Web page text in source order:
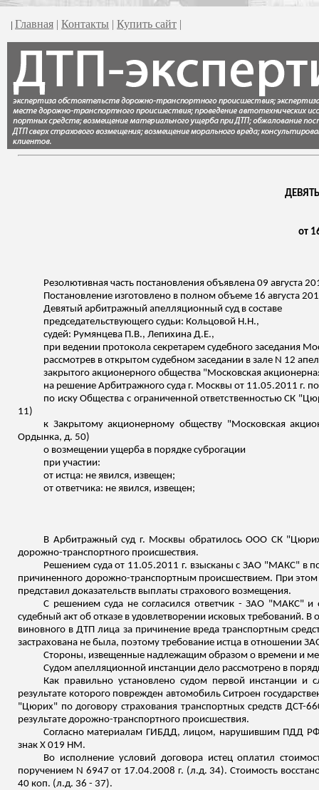
| Главная | Контакты | Купить сайт |
от
Резолютивная часть постановления объявлена 09 августа
Постановление изготовлено в полном объеме 16 августа
Девятый арбитражный апелляционный суд в составе
председательствующего судьи: Кольцовой Н.Н.,
судей: Румянцева П.В., Лепихина Д.Е.,
при ведении протокола секретарем судебного заседания
рассмотрев в открытом судебном заседании в зале N 12
закрытого акционерного общества "Московская
на решение Арбитражного суда г. Москвы от 11.05.2011 г.
по иску Общества с ограниченной ответственностью СК
11)
к Закрытому акционерному обществу "Московская
Ордынка, д. 50)
о возмещении ущерба в порядке суброгации
при участии:
от истца: не явился, извещен;
от ответчика: не явился, извещен;
В Арбитражный суд г. Москвы обратилось ООО СК
дорожно-транспортного происшествия.
Решением суда от 11.05.2011 г. взысканы с ЗАО "МАКС" в
причиненного дорожно-транспортным происшествием. При этом
представил доказательств выплаты страхового возмещения.
С решением суда не согласился ответчик - ЗАО "МАКС"
судебный акт об отказе в удовлетворении исковых требований. В
виновного в ДТП лица за причинение вреда транспортным
застрахована не была, поэтому требование истца в отношении
Стороны, извещенные надлежащим образом о времени и
Судом апелляционной инстанции дело рассмотрено в
Как правильно установлено судом первой инстанции и
результате которого поврежден автомобиль Ситроен
"Цюрих" по договору страхования транспортных средств
результате дорожно-транспортного происшествия.
Согласно материалам ГИБДД, лицом, нарушившим ПДД РФ,
знак Х 019 НМ.
Во исполнение условий договора истец оплатил
поручением N 6947 от 17.04.2008 г. (л.д. 34). Стоимость
40 коп. (л.д. 36 - 37).